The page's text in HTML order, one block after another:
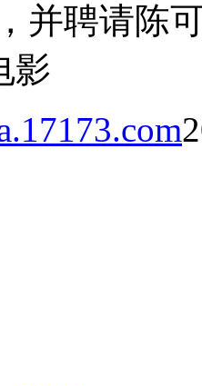
并聘请陈
影